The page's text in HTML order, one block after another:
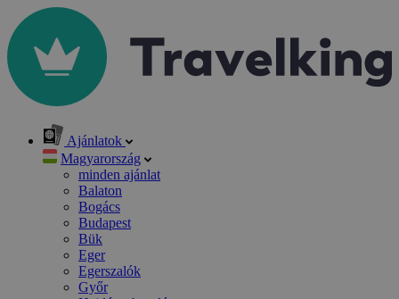
Ajánlatok
Magyarország
minden ajánlat
Balaton
Bogács
Budapest
Bük
Eger
Egerszalók
Győr